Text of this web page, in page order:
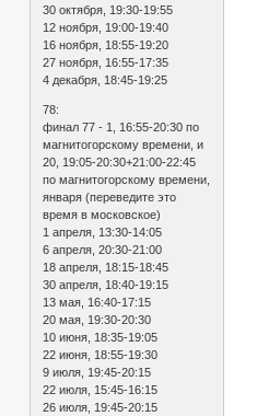
30 октября, 19:30-19:55
12 ноября, 19:00-19:40
16 ноября, 18:55-19:20
27 ноября, 16:55-17:35
4 декабря, 18:45-19:25
78:
финал 77 - 1, 16:55-20:30 по
магнитогорскому времени, и
20, 19:05-20:30+21:00-22:45
по магнитогорскому времени,
января (переведите это
время в московское)
1 апреля, 13:30-14:05
6 апреля, 20:30-21:00
18 апреля, 18:15-18:45
30 апреля, 18:40-19:15
13 мая, 16:40-17:15
20 мая, 19:30-20:30
10 июня, 18:35-19:05
22 июня, 18:55-19:30
9 июля, 19:45-20:15
22 июля, 15:45-16:15
26 июля, 19:45-20:15